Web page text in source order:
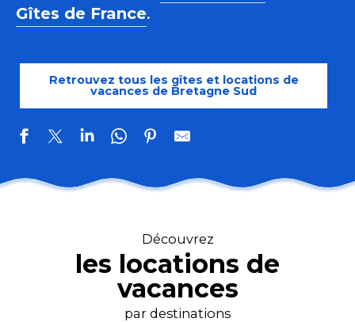
Gîtes de France.
Retrouvez tous les gîtes et locations de
vacances de Bretagne Sud
Hameau de Portivy, maison 7
Découvrez
les locations de
vacances
par destinations